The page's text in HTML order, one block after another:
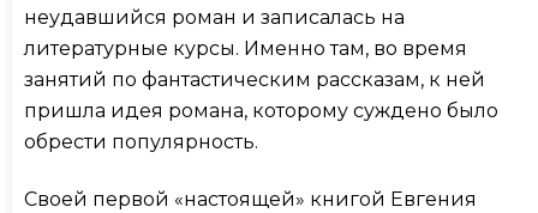
неудавшийся роман и записалась на
литературные курсы. Именно там, во время
занятий по фантастическим рассказам, к ней
пришла идея романа, которому суждено было
обрести популярность.
Своей первой «настоящей» книгой Евгения